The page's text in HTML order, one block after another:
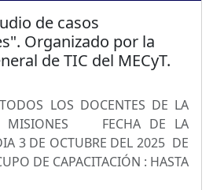
de casos
Organizado por la
de TIC del MECyT.
LOS DOCENTES DE LA
MISIONES FECHA DE LA
3 DE OCTUBRE DEL 2025 DE
DE CAPACITACIÓN : HASTA